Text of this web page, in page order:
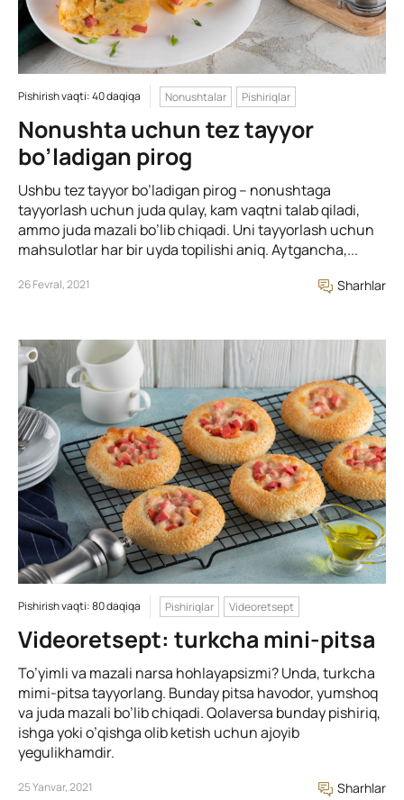
Pishirish vaqti: 40 daqiqa Nonushtalar Pishiriqlar
Nonushta uchun tez tayyor
bo’ladigan pirog
Ushbu tez tayyor bo’ladigan pirog – nonushtaga
tayyorlash uchun juda qulay, kam vaqtni talab qiladi,
ammo juda mazali bo’lib chiqadi. Uni tayyorlash uchun
mahsulotlar har bir uyda topilishi aniq. Aytgancha,...
26 Fevral, 2021 Sharhlar
Pishirish vaqti: 80 daqiqa Pishiriqlar Videoretsept
Videoretsept: turkcha mini-pitsa
To’yimli va mazali narsa hohlayapsizmi? Unda, turkcha
mimi-pitsa tayyorlang. Bunday pitsa havodor, yumshoq
va juda mazali bo’lib chiqadi. Qolaversa bunday pishiriq,
ishga yoki o’qishga olib ketish uchun ajoyib
yegulikhamdir.
25 Yanvar, 2021 Sharhlar